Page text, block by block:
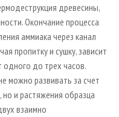
древесины,
Окончание процесса
аммиака через канал
пропитку и сушку, зависит
одного до трех часов.
можно развивать за счет
и растяжения образца
взаимно